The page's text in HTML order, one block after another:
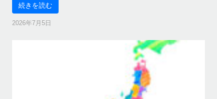
続きを読む
2026年7月5日